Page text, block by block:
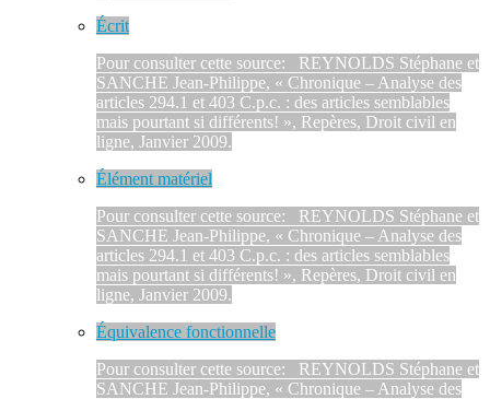
Écrit
Pour consulter cette source: REYNOLDS Stéphane et
SANCHE Jean-Philippe, « Chronique – Analyse des
articles 294.1 et 403 C.p.c. : des articles semblables
mais pourtant si différents! », Repères, Droit civil en
ligne, Janvier 2009.
Élément matériel
Pour consulter cette source: REYNOLDS Stéphane et
SANCHE Jean-Philippe, « Chronique – Analyse des
articles 294.1 et 403 C.p.c. : des articles semblables
mais pourtant si différents! », Repères, Droit civil en
ligne, Janvier 2009.
Équivalence fonctionnelle
Pour consulter cette source: REYNOLDS Stéphane et
SANCHE Jean-Philippe, « Chronique – Analyse des